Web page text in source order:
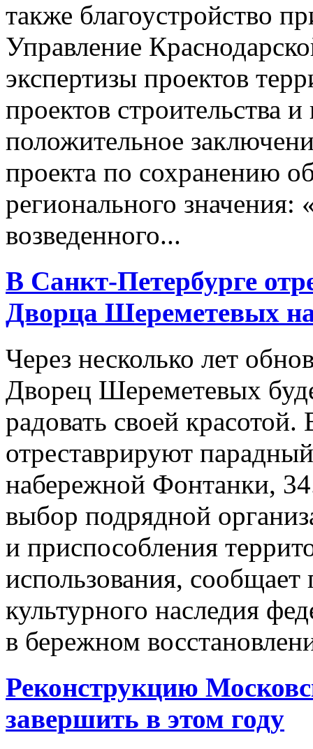
также благоустройство
Управление
экспертизы проектов
проектов строительства
положительное
проекта по сохранению
регионального
возведенного...
В Санкт-Петербурге
Дворца Шереметевых
Через несколько лет
Дворец Шереметевых
радовать своей
отреставрируют
набережной Фонтанки,
выбор подрядной
и приспособления
использования,
культурного наследия
в бережном
Реконструкцию
завершить в этом году